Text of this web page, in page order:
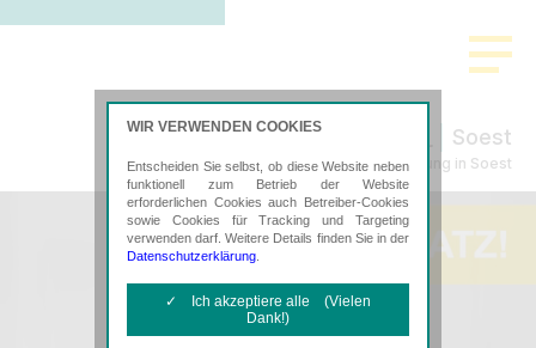
Soest
Steuerberatung in Soest
WIR VERWENDEN COOKIES
Entscheiden Sie selbst, ob diese Website neben
funktionell zum Betrieb der Website
erforderlichen Cookies auch Betreiber-Cookies
sowie Cookies für Tracking und Targeting
verwenden darf. Weitere Details finden Sie in der
Datenschutzerklärung
✓ Ich akzeptiere alle (Vielen
Dank!)